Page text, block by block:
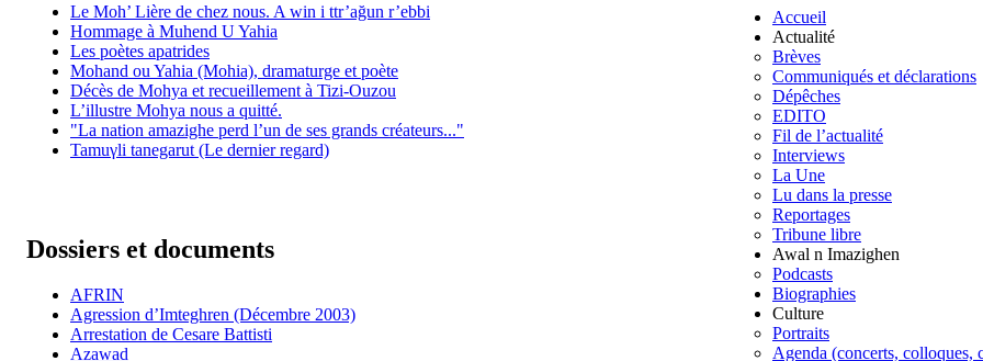
Le Moh’ Lière de chez nous. A win i ttr’ağun r’ebbi
Hommage à Muhend U Yahia
Les poètes apatrides
Mohand ou Yahia (Mohia), dramaturge et poète
Décès de Mohya et recueillement à Tizi-Ouzou
L’illustre Mohya nous a quitté.
"La nation amazighe perd l’un de ses grands créateurs..."
Tamuγli tanegarut (Le dernier regard)
Dossiers et documents
AFRIN
Agression d’Imteghren (Décembre 2003)
Arrestation de Cesare Battisti
Azawad
Accueil
Actualité
Brèves
Communiqués et déclarations
Dépêches
EDITO
Fil de l’actualité
Interviews
La Une
Lu dans la presse
Reportages
Tribune libre
Awal n Imazighen
Podcasts
Biographies
Culture
Portraits
Agenda (concerts, colloques,